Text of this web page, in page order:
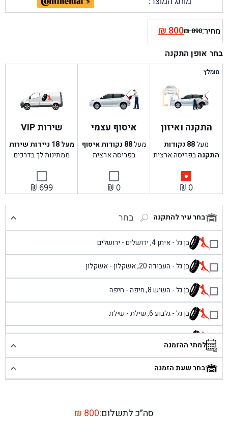
מחיר: ₪890
המחיר
המקורי
היה:
₪800המחיר
הנוכחי
הוא:
בחר אופן התקנה
מומלץ
התקנה ואיזון
מעל88 נקודות
התקנהבפריסה ארצית
₪ 0
איסוף עצמי
מעל88 נקודות איסוף
בפריסה ארצית
₪ 0
שירות VIP
מעל 18 ניידות שירות
ממתינות לך בדרכים
₪ 699
בחר עיר להתקנה בחר
בן גל - איתן 4, ירושלים - ירושלים
בן גל - העבודה 20, אשקלון - אשקלון
בן גל - השיש 8, חיפה - חיפה
בן גל - גלבוע 6, שילת - שילת
בן גל - פוריידיס, כניסה צפונית מול כביש 4 - פרדיס
בן גל - שכונת אזור תעשייה זעירה, עיילבון - עיילבון
בן גל - דרך השבעה 20, אזור - אזור
למתי ההזמנה
בחר שעת הזמנה
סה״כ לתשלום: ₪ 800